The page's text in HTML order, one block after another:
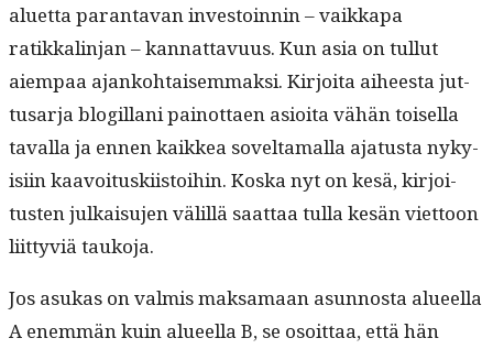
aluet­ta paran­ta­van investoin­nin – vaikka­pa
ratikkalin­jan – kan­nat­tavu­us. Kun asia on tul­lut
aiem­paa ajanko­htaisem­mak­si. Kir­joi­ta aiheesta jut­
tusar­ja blogillani pain­ot­taen asioi­ta vähän toisel­la
taval­la ja ennen kaikkea sovelta­mal­la aja­tus­ta nyky­
isi­in kaavoituski­is­toi­hin. Kos­ka nyt on kesä, kir­joi­
tusten julka­isu­jen välil­lä saat­taa tul­la kesän viet­toon
liit­tyviä taukoja.
Jos asukas on valmis mak­samaan asun­nos­ta alueel­la
A enem­män kuin alueel­la B, se osoit­taa, että hän